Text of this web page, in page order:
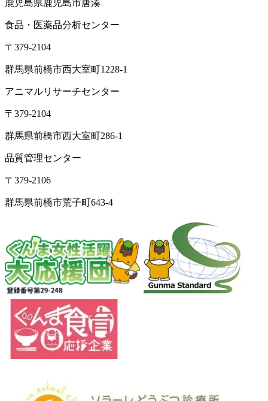
鹿児島県鹿児島市唐湊
食品・医薬品分析センター
〒379-2104
群馬県前橋市西大室町1228-1
アニマルリサーチセンター
〒379-2104
群馬県前橋市西大室町286-1
品質管理センター
〒379-2106
群馬県前橋市荒子町643-4